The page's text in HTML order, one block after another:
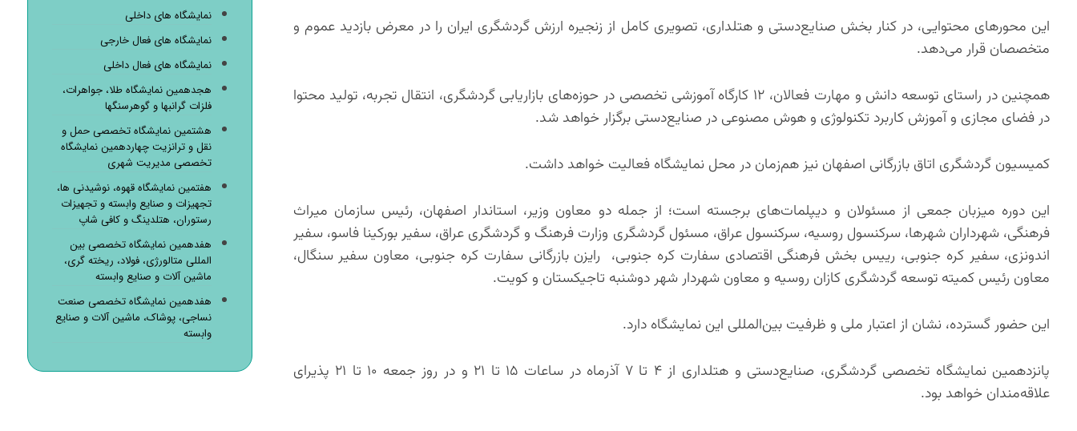
این محورهای محتوایی، در کنار بخش صنایع‌دستی و هتلداری، تصویری کامل از زنجیره ارزش گردشگری ایران را در معرض بازدید عموم و
متخصصان قرار می‌دهد.
همچنین در راستای توسعه دانش و مهارت فعالان، ۱۲ کارگاه آموزشی تخصصی در حوزه‌های بازاریابی گردشگری، انتقال تجربه، تولید محتوا
در فضای مجازی و آموزش کاربرد تکنولوژی و هوش مصنوعی در صنایع‌دستی برگزار خواهد شد.
کمیسیون گردشگری اتاق بازرگانی اصفهان نیز هم‌زمان در محل نمایشگاه فعالیت خواهد داشت.
این دوره میزبان جمعی از مسئولان و دیپلمات‌های برجسته است؛ از جمله دو معاون وزیر، استاندار اصفهان، رئیس سازمان میراث
فرهنگی، شهرداران شهرها، سرکنسول روسیه، سرکنسول عراق، مسئول گردشگری وزارت فرهنگ و گردشگری عراق، سفیر بورکینا فاسو، سفیر
اندونزی، سفیر کره جنوبی، رییس بخش فرهنگی اقتصادی سفارت کره جنوبی، رایزن بازرگانی سفارت کره جنوبی، معاون سفیر سنگال،
معاون رئیس کمیته توسعه گردشگری کازان روسیه و معاون شهردار شهر دوشنبه تاجیکستان و کویت.
این حضور گسترده، نشان از اعتبار ملی و ظرفیت بین‌المللی این نمایشگاه دارد.
پانزدهمین نمایشگاه تخصصی گردشگری، صنایع‌دستی و هتلداری از ۴ تا ۷ آذرماه در ساعات ۱۵ تا ۲۱ و در روز جمعه ۱۰ تا ۲۱ پذیرای
علاقه‌مندان خواهد بود.
نمایشگاه های داخلی
نمایشگاه های فعال خارجی
نمایشگاه های فعال داخلی
هجدهمین نمایشگاه طلا، جواهرات،
فلزات گرانبها و گوهرسنگها
هشتمین نمایشگاه تخصصی حمل و
نقل و ترانزیت چهاردهمین نمایشگاه
تخصصی مدیریت شهری
هفتمین نمایشگاه قهوه، نوشیدنی ها،
تجهیزات و صنایع وابسته و تجهیزات
رستوران، هتلدینگ و کافی شاپ
هفدهمین نمایشگاه تخصصی بین
المللی متالورژی، فولاد، ریخته گری،
ماشین آلات و صنایع وابسته
هفدهمین نمایشگاه تخصصی صنعت
نساجی، پوشاک، ماشین آلات و صنایع
وابسته